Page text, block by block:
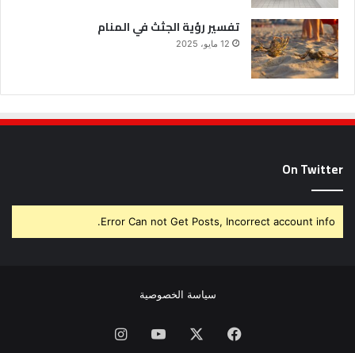
تفسير رؤية الجثث في المنام
12 مايو، 2025
On Twitter
Error Can not Get Posts, Incorrect account info.
سياسة الخصوصية
فيسبوك يوتيوبانستقرام